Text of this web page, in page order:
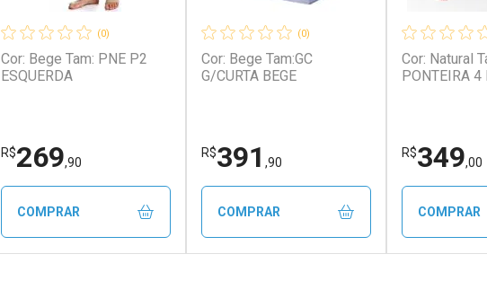
(0)
Cor: Bege Tam: PNE P2
ESQUERDA
R$269,90
COMPRAR
(0)
Cor: Bege Tam:GC
G/CURTA BEGE
R$391 ,90
COMPRAR
Cor: Natural Tam: 4 SEM
PONTEIRA 4
R$349,00
COMPRAR